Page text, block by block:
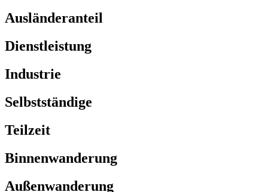
Ausländeranteil
Dienstleistung
Industrie
Selbstständige
Teilzeit
Binnenwanderung
Außenwanderung